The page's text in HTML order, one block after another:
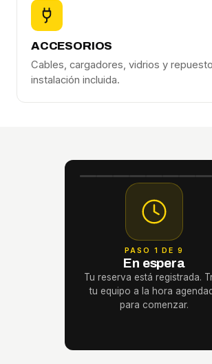
ACCESORIOS
Cables, cargadores, vidrios y
instalación incluida.
PASO 1 DE 9
En espera
Tu reserva está registrada.
tu equipo a la hora
para comenzar.